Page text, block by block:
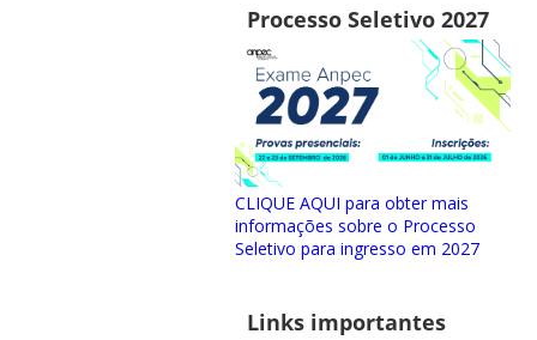
Processo Seletivo 2027
CLIQUE AQUI para obter mais
informações sobre o Processo
Seletivo para ingresso em 2027
Links importantes